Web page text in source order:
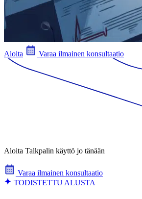
Aloita Varaa ilmainen konsultaatio
Aloita Talkpalin käyttö jo tänään
Varaa ilmainen konsultaatio
TODISTETTU ALUSTA